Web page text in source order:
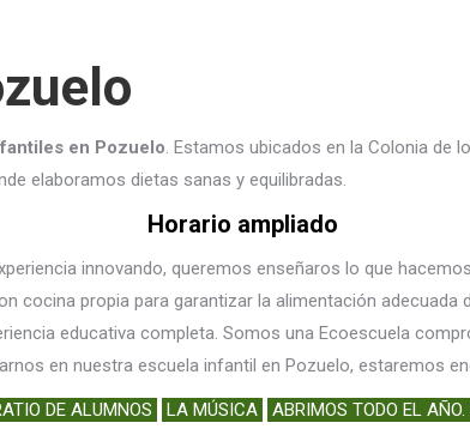
en Pozuelo. Estamos ubicados en la Colonia de
elaboramos dietas sanas y equilibradas.
Horario ampliado
innovando, queremos enseñaros lo que
cocina propia para garantizar la alimentación
educativa completa. Somos una Ecoescuela
en nuestra escuela infantil en Pozuelo, estaremos
DE ALUMNOS LA MÚSICA ABRIMOS TODO EL